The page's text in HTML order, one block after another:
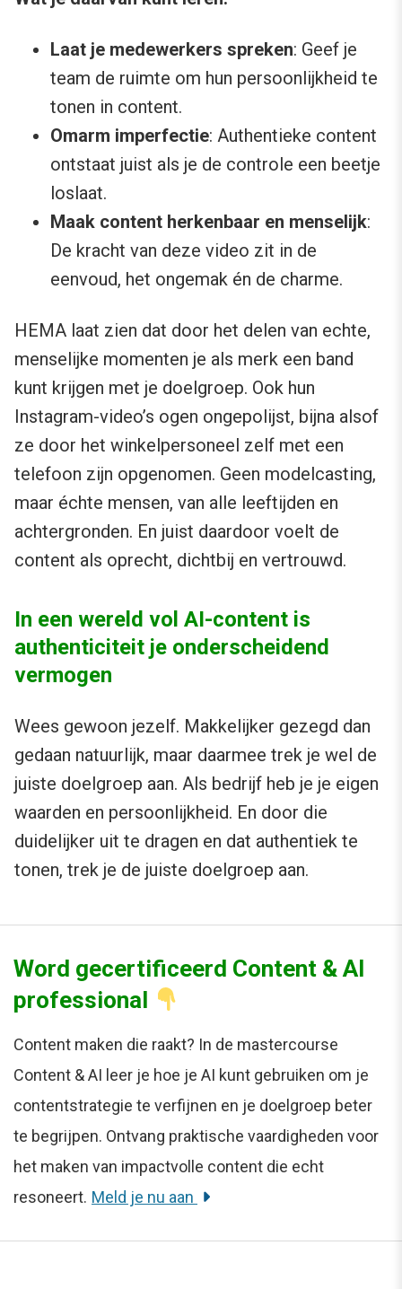
Laat je medewerkers spreken: Geef je
team de ruimte om hun persoonlijkheid te
tonen in content.
Omarm imperfectie: Authentieke content
ontstaat juist als je de controle een beetje
loslaat.
Maak content herkenbaar en menselijk:
De kracht van deze video zit in de
eenvoud, het ongemak én de charme.
HEMA laat zien dat door het delen van echte,
menselijke momenten je als merk een band
kunt krijgen met je doelgroep. Ook hun
Instagram-video’s ogen ongepolijst, bijna alsof
ze door het winkelpersoneel zelf met een
telefoon zijn opgenomen. Geen modelcasting,
maar échte mensen, van alle leeftijden en
achtergronden. En juist daardoor voelt de
content als oprecht, dichtbij en vertrouwd.
In een wereld vol AI-content is
authenticiteit je onderscheidend
vermogen
Wees gewoon jezelf. Makkelijker gezegd dan
gedaan natuurlijk, maar daarmee trek je wel de
juiste doelgroep aan. Als bedrijf heb je je eigen
waarden en persoonlijkheid. En door die
duidelijker uit te dragen en dat authentiek te
tonen, trek je de juiste doelgroep aan.
Word gecertificeerd Content & AI
professional
Content maken die raakt? In de mastercourse
Content & AI leer je hoe je AI kunt gebruiken om je
contentstrategie te verfijnen en je doelgroep beter
te begrijpen. Ontvang praktische vaardigheden voor
het maken van impactvolle content die echt
resoneert. Meld je nu aan